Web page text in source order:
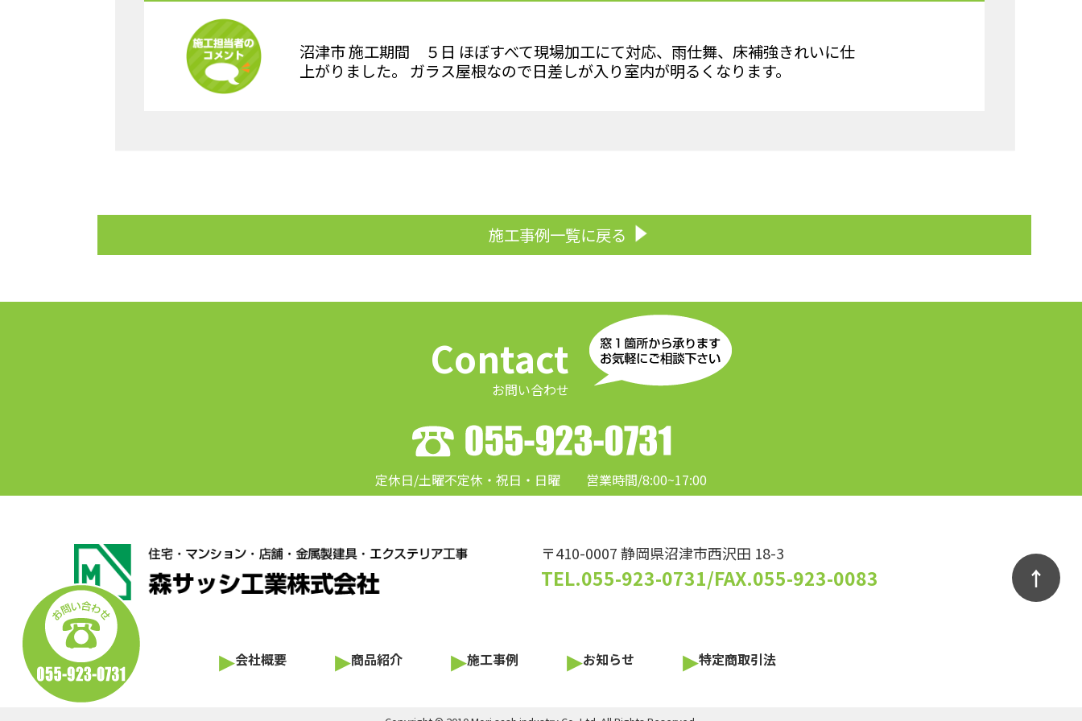
沼津市 施工期間 ５日 ほぼすべて現場加工にて対応、雨仕舞、床補強きれいに仕
上がりました。 ガラス屋根なので日差しが入り室内が明るくなります。
施工事例一覧に戻る
Contact
お問い合わせ
定休日/土曜不定休・祝日・日曜 営業時間/8:00~17:00
〒410-0007 静岡県沼津市西沢田 18-3
TEL.055-923-0731/FAX.055-923-0083
▸会社概要 ▸商品紹介 ▸施工事例 ▸お知らせ ▸特定商取引法
↑